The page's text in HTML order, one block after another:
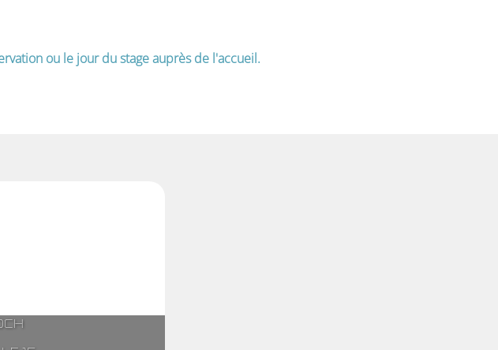
ou le jour du stage auprès de l'accueil.